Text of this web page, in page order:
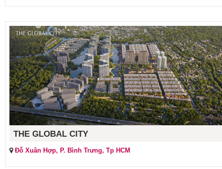
THE GLOBAL CITY
Đỗ Xuân Hợp, P. Bình Trưng, Tp HCM